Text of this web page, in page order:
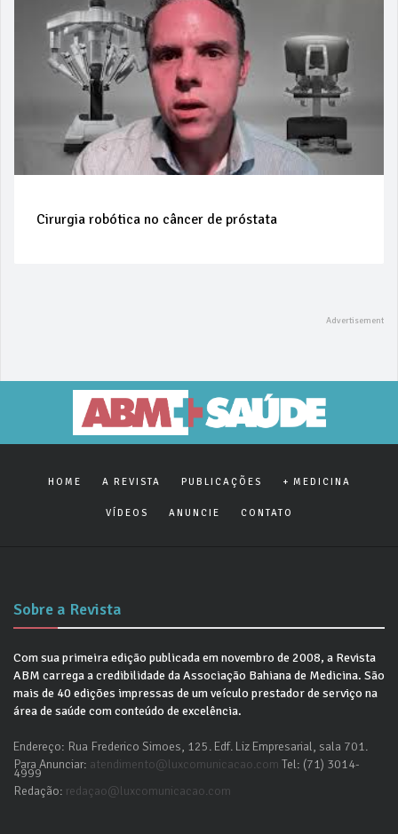
Cirurgia robótica no câncer de próstata
HOME A REVISTA PUBLICAÇÕES + MEDICINA
VÍDEOS ANUNCIE CONTATO
Sobre a Revista
Com sua primeira edição publicada em novembro de 2008, a Revista
ABM carrega a credibilidade da Associação Bahiana de Medicina. São
mais de 40 edições impressas de um veículo prestador de serviço na
área de saúde com conteúdo de excelência.
Endereço: Rua Frederico Simoes, 125. Edf. Liz Empresarial, sala 701.
Para Anunciar: atendimento@luxcomunicacao.com Tel: (71) 3014-
4999
Redação: redaçao@luxcomunicacao.com